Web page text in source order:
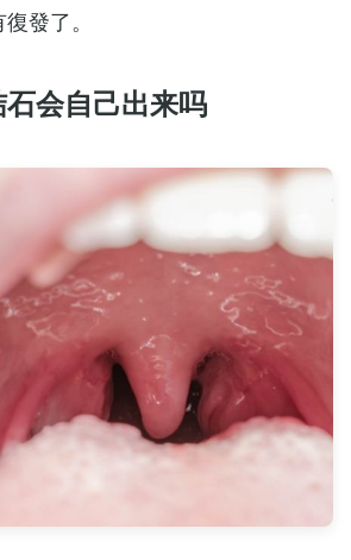
發了。
石会自己出来吗